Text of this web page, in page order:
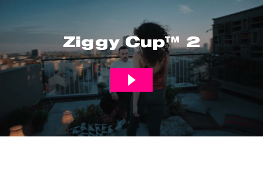
Ziggy Cup™ 2